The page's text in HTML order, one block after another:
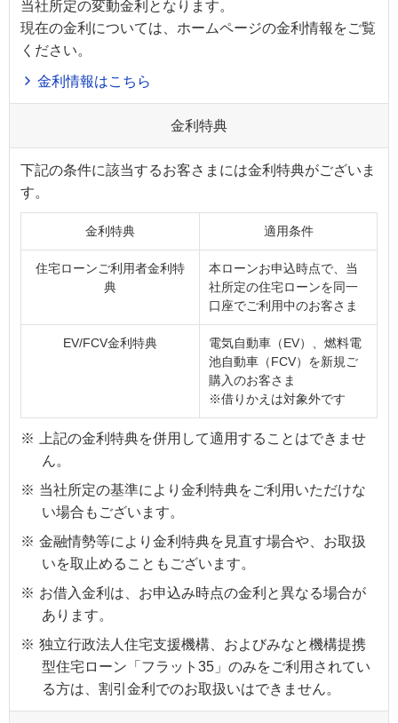
当社所定の変動金利となります。
現在の金利については、ホームページの金利情報をご覧
ください。
金利情報はこちら
金利特典
下記の条件に該当するお客さまには金利特典がございま
す。
金利特典 適用条件
住宅ローンご利用者金利特
典
本ローンお申込時点で、当
社所定の住宅ローンを同一
口座でご利用中のお客さま
EV/FCV金利特典
電気自動車（EV）、燃料電
池自動車（FCV）を新規ご
購入のお客さま
※借りかえは対象外です
※
上記の金利特典を併用して適用することはできませ
ん。
※ 当社所定の基準により金利特典をご利用いただけな
い場合もございます。
※ 金融情勢等により金利特典を見直す場合や、お取扱
いを取止めることもございます。
※ お借入金利は、お申込み時点の金利と異なる場合が
あります。
※ 独立行政法人住宅支援機構、およびみなと機構提携
型住宅ローン「フラット35」のみをご利用されてい
る方は、割引金利でのお取扱いはできません。